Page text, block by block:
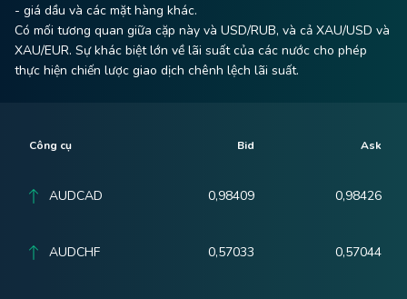
- giá dầu và các mặt hàng khác.
Có mối tương quan giữa cặp này và USD/RUB, và cả XAU/USD và
XAU/EUR. Sự khác biệt lớn về lãi suất của các nước cho phép
thực hiện chiến lược giao dịch chênh lệch lãi suất.
Công cụ Bid Ask
AUDCAD 0,98409 0,98426
AUDCHF 0,57033 0,57044